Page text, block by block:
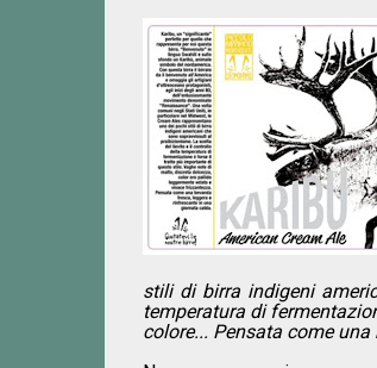
stili di birra indigeni
temperatura di
colore... Pensata come